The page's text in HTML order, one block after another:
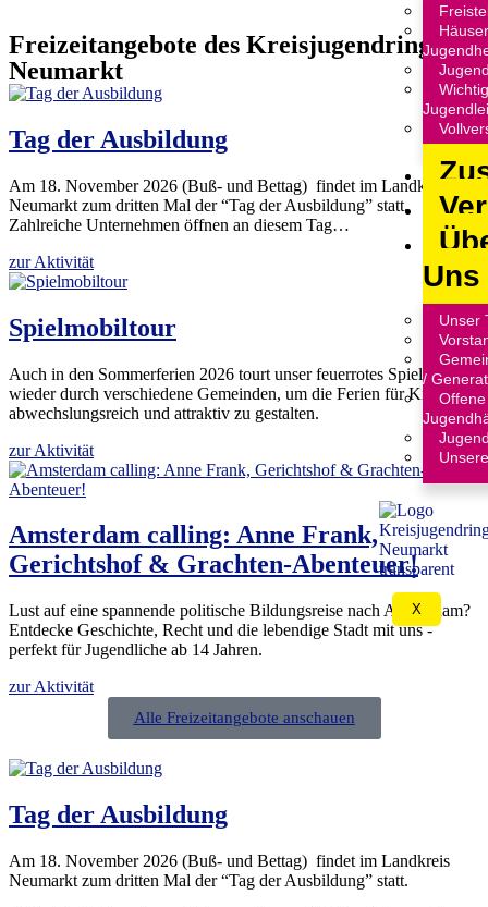
Uns
Unser
/
X
Freizeitangebote des Kreisjugendrings
Neumarkt
Tag der Ausbildung
Am 18. November 2026 (Buß- und Bettag) findet im Landkreis
Neumarkt zum dritten Mal der “Tag der Ausbildung” statt.
Zahlreiche Unternehmen öffnen an diesem Tag…
zur Aktivität
Spielmobiltour
Auch in den Sommerferien 2026 tourt unser feuerrotes Spielmobil
wieder durch verschiedene Gemeinden, um die Ferien für Kinder
abwechslungsreich und attraktiv zu gestalten.
zur Aktivität
Amsterdam calling: Anne Frank,
Gerichtshof & Grachten-Abenteuer!
Lust auf eine spannende politische Bildungsreise nach Amsterdam?
Entdecke Geschichte, Recht und die lebendige Stadt mit uns -
perfekt für Jugendliche ab 14 Jahren.
zur Aktivität
Alle Freizeitangebote anschauen
Tag der Ausbildung
Am 18. November 2026 (Buß- und Bettag) findet im Landkreis
Neumarkt zum dritten Mal der “Tag der Ausbildung” statt.